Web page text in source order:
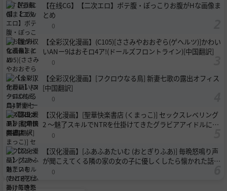
【在线CG】【二次エロ】ボテ腹・ぽっこりお腹がHな画像ま
とめ
0
【全彩汉化漫画】(C105)[ささみやおおぞら(ゲヘルツ)]かわい
いANー9はおそロ4ア!(ドールズフロントライン)[中国翻訳]
0
【全彩汉化漫画】[フクロウなる鳥] 新妻七歌の露出オフィス
[中国翻訳]
0
【汉化漫画】[聖華快楽書店 (くまっこ)] セックスレベリング
2 ～魅了スキルでNTRを仕掛けてきたグラビアアイドルにガ
チ惚れされて溺愛JKと一緒にハーレム3Pする話～ [中国翻
0
【汉化漫画】[ふあふあたいむ (おとぎりふあ)] 毎晩怒鳴り声
が聞こえてくる隣の家の女の子に優しくしたら懐かれた話
[中国翻訳] [DL版]
0